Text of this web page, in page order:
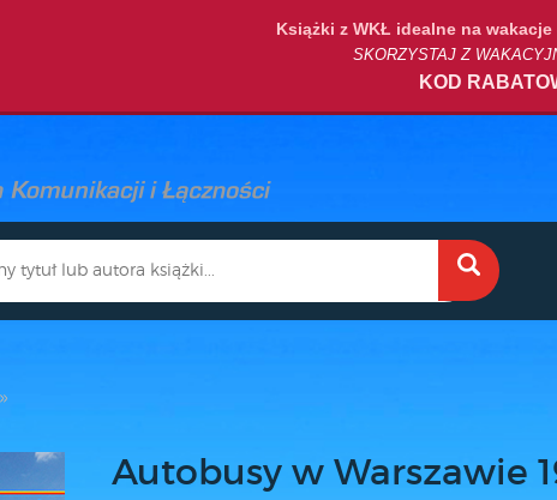
Książki z WKŁ idealne na
SKORZYSTAJ Z
KOD
Autobusy w Warszawie